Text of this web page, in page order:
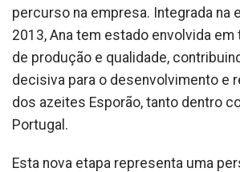
percurso na empresa. Integrada na
2013, Ana tem estado envolvida
de produção e qualidade,
decisiva para o desenvolvimento e
dos azeites Esporão, tanto dentro
Portugal.
Esta nova etapa representa uma